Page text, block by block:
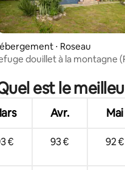
sur la base de 24
⋅ Roseau
douillet à la montagne
est le
Avr. Mai
€ 93 € 92 €